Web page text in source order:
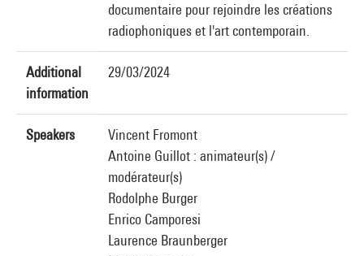
documentaire pour rejoindre les créations
radiophoniques et l'art contemporain.
Additional
information
29/03/2024
Speakers
Vincent Fromont
Antoine Guillot : animateur(s) /
modérateur(s)
Rodolphe Burger
Enrico Camporesi
Laurence Braunberger